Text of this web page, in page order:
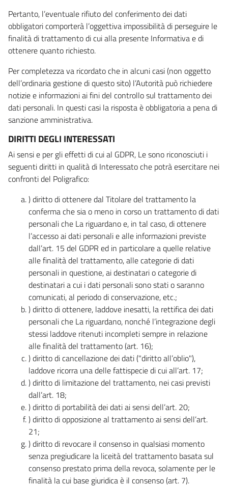
Pertanto, l’eventuale rifiuto del conferimento dei dati
obbligatori comporterà l’oggettiva impossibilità di perseguire le
finalità di trattamento di cui alla presente Informativa e di
ottenere quanto richiesto.
Per completezza va ricordato che in alcuni casi (non oggetto
dell’ordinaria gestione di questo sito) l’Autorità può richiedere
notizie e informazioni ai fini del controllo sul trattamento dei
dati personali. In questi casi la risposta è obbligatoria a pena di
sanzione amministrativa.
DIRITTI DEGLI INTERESSATI
Ai sensi e per gli effetti di cui al GDPR, Le sono riconosciuti i
seguenti diritti in qualità di Interessato che potrà esercitare nei
confronti del Poligrafico:
) diritto di ottenere dal Titolare del trattamento la
conferma che sia o meno in corso un trattamento di dati
personali che La riguardano e, in tal caso, di ottenere
l’accesso ai dati personali e alle informazioni previste
dall’art. 15 del GDPR ed in particolare a quelle relative
alle finalità del trattamento, alle categorie di dati
personali in questione, ai destinatari o categorie di
destinatari a cui i dati personali sono stati o saranno
comunicati, al periodo di conservazione, etc.;
) diritto di ottenere, laddove inesatti, la rettifica dei dati
personali che La riguardano, nonché l’integrazione degli
stessi laddove ritenuti incompleti sempre in relazione
alle finalità del trattamento (art. 16);
) diritto di cancellazione dei dati ("diritto all’oblio"),
laddove ricorra una delle fattispecie di cui all’art. 17;
) diritto di limitazione del trattamento, nei casi previsti
dall’art. 18;
) diritto di portabilità dei dati ai sensi dell’art. 20;
) diritto di opposizione al trattamento ai sensi dell’art.
21;
) diritto di revocare il consenso in qualsiasi momento
senza pregiudicare la liceità del trattamento basata sul
consenso prestato prima della revoca, solamente per le
finalità la cui base giuridica è il consenso (art. 7).